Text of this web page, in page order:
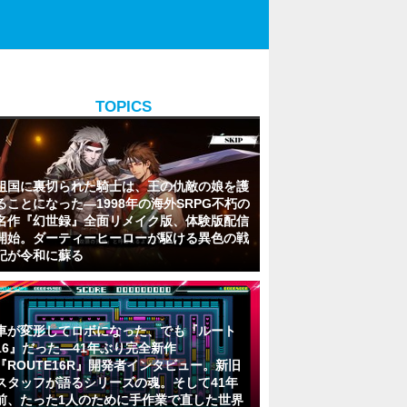
TOPICS
国に裏切られた騎士は、王の仇敵の娘を護
ことになった―1998年の海外SRPG不朽の
作『幻世録』全面リメイク版、体験版配信
始。ダーティーヒーローが駆ける異色の戦
が令和に蘇る
が変形してロボになった、でも『ルート
』だった―41年ぶり完全新作
ROUTE16R』開発者インタビュー。新旧
タッフが語るシリーズの魂。そして41年
、たった1人のために手作業で直した世界